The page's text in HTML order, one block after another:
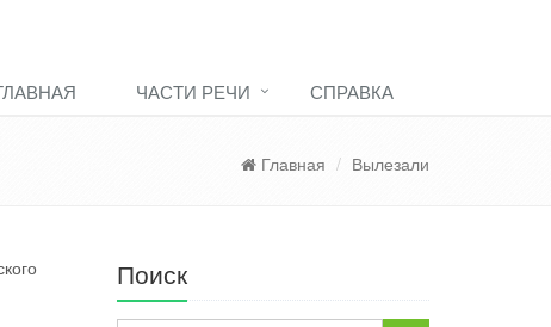
ЧАСТИ РЕЧИ СПРАВКА
Главная Вылезали
Поиск